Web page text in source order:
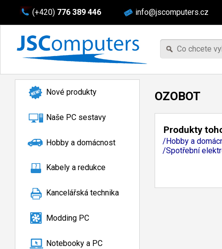
(+420) 776 389 446 info@jscomputers.cz
Nové produkty
Naše PC sestavy
Hobby a domácnost
Kabely a redukce
Kancelářská technika
Modding PC
Notebooky a PC
OZOBOT
Produkty
/Hobby a
/Spotřební